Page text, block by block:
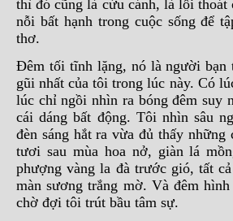
thì đó cũng là cứu cánh, là lối
nỗi bất hạnh trong cuộc sống để
thơ.
Đêm tối tĩnh lặng, nó là người bạn
gũi nhất của tôi trong lúc này. Có
lúc chỉ ngồi nhìn ra bóng đêm suy
cái dáng bất động. Tôi nhìn sâu
đèn sáng hắt ra vừa đủ thấy những
tươi sau mùa hoa nở, giàn lá
phượng vàng la đà trước gió, tất
màn sương trắng mờ. Và đêm hình
chờ đợi tôi trút bầu tâm sự.